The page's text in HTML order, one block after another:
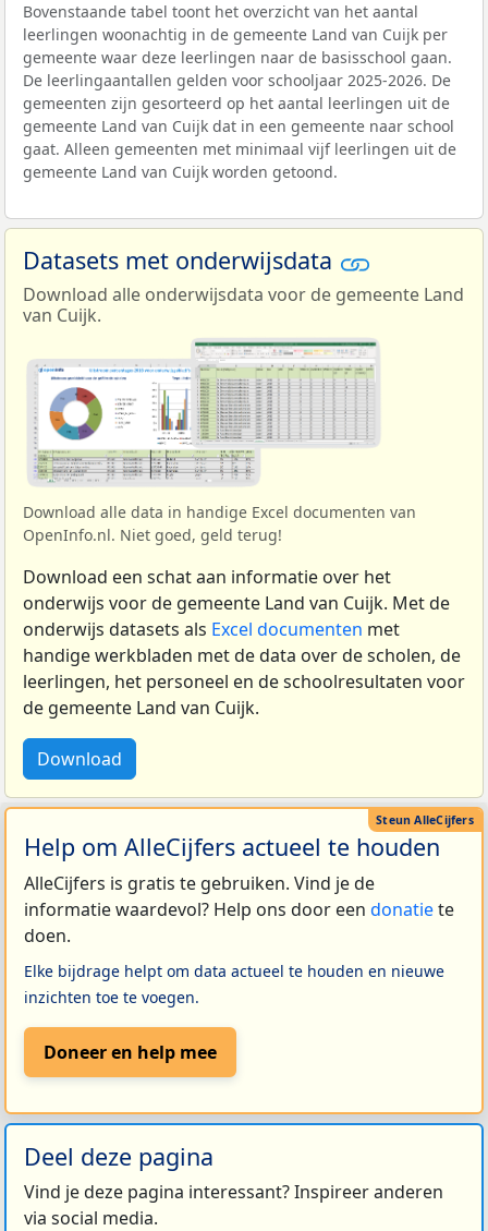
Bovenstaande tabel toont het overzicht van het aantal
leerlingen woonachtig in de gemeente Land van Cuijk per
gemeente waar deze leerlingen naar de basisschool gaan.
De leerlingaantallen gelden voor schooljaar 2025-2026. De
gemeenten zijn gesorteerd op het aantal leerlingen uit de
gemeente Land van Cuijk dat in een gemeente naar school
gaat. Alleen gemeenten met minimaal vijf leerlingen uit de
gemeente Land van Cuijk worden getoond.
Datasets met onderwijsdata
Download alle onderwijsdata voor de gemeente Land
van Cuijk.
Download alle data in handige Excel documenten van
OpenInfo.nl. Niet goed, geld terug!
Download een schat aan informatie over het
onderwijs voor de gemeente Land van Cuijk. Met de
onderwijs datasets als Excel documenten met
handige werkbladen met de data over de scholen, de
leerlingen, het personeel en de schoolresultaten voor
de gemeente Land van Cuijk.
Download
Help om AlleCijfers actueel te houden
AlleCijfers is gratis te gebruiken. Vind je de
informatie waardevol? Help ons door een donatiete
doen.
Elke bijdrage helpt om data actueel te houden en nieuwe
inzichten toe te voegen.
Doneer en help mee
Deel deze pagina
Vind je deze pagina interessant? Inspireer anderen
via social media.